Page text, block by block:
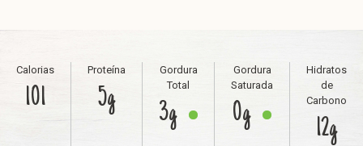
Calorias
101
Proteína
5g
Gordura
Total
3g
Gordura
Saturada
0g
Hidratos
de
Carbono
12g